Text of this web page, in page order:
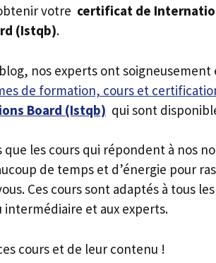
votre certificat de
(Istqb).
nos experts ont soigneusement
de formation, cours et
Board (Istqb) qui sont
que les cours qui répondent à nos
de temps et d’énergie pour
Ces cours sont adaptés à tous
et aux experts.
cours et de leur contenu !